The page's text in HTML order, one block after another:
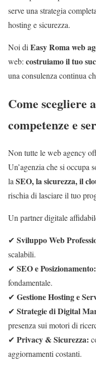
serve una strategia
hosting e sicurezza.
Noi di Easy Roma web
web: costruiamo il tuo
una consulenza continua
Come scegliere
competenze e
Non tutte le web agency
Un’agenzia che si occupa
la SEO, la sicurezza, il
rischia di lasciare il tuo
Un partner digitale
✔ Sviluppo Web
scalabili.
✔ SEO e Posizionamento:
fondamentale.
✔ Gestione Hosting e
✔ Strategie di Digital
presenza sui motori di
✔ Privacy & Sicurezza:
aggiornamenti costanti.